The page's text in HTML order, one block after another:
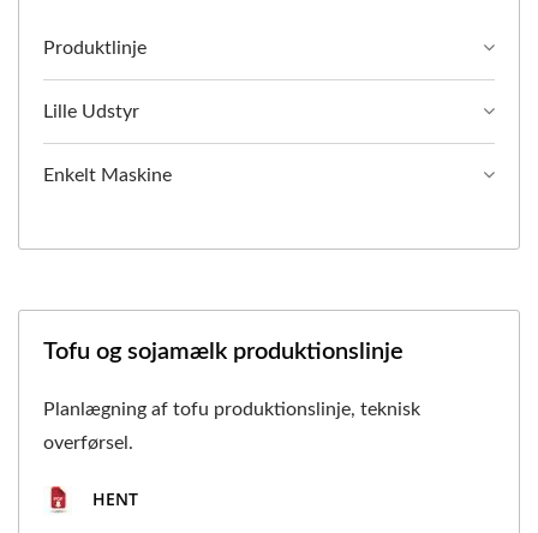
Produktlinje
Lille Udstyr
Enkelt Maskine
Tofu og sojamælk produktionslinje
Planlægning af tofu produktionslinje, teknisk
overførsel.
HENT